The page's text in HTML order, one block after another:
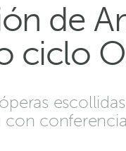
de
ciclo